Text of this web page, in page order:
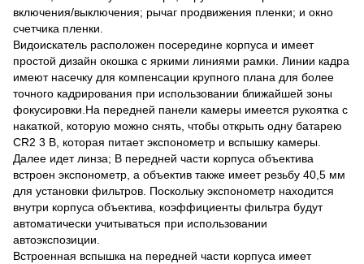
включения/выключения; рычаг продвижения пленки; и окно
счетчика пленки.
Видоискатель расположен посередине корпуса и имеет
простой дизайн окошка с яркими линиями рамки. Линии кадра
имеют насечку для компенсации крупного плана для более
точного кадрирования при использовании ближайшей зоны
фокусировки.На передней панели камеры имеется рукоятка с
накаткой, которую можно снять, чтобы открыть одну батарею
CR2 3 В, которая питает экспонометр и вспышку камеры.
Далее идет линза; В передней части корпуса объектива
встроен экспонометр, а объектив также имеет резьбу 40,5 мм
для установки фильтров. Поскольку экспонометр находится
внутри корпуса объектива, коэффициенты фильтра будут
автоматически учитываться при использовании
автоэкспозиции.
Встроенная вспышка на передней части корпуса имеет